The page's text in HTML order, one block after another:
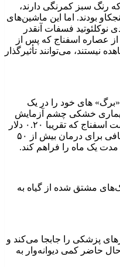
که رنگ سبز کمرنگی دارند،
بودند. اما این ماشین‌های
نوکلئوتید فسفات آنقدر
عصاره اسفناج که پس از
نیستند، می‌توانند تأثیرگذار
«برگ» ‌های ‌خود را در یک
بیماری خشکی چشم آزمایش
کنند. زینگ محاسبه می‌کند که یک مشت اسفناج که تقریبا ۰.۲۰ دلار
آمریکا قیمت دارد می‌تواند برگ‌های کافی برای درمان بیش از ۵۰
مدت یک ماه را فراهم کند.
مشتق شده از گیاه به
پزشکی را جابجا می‌کند و
حاضر کمی دیوانه‌وار به